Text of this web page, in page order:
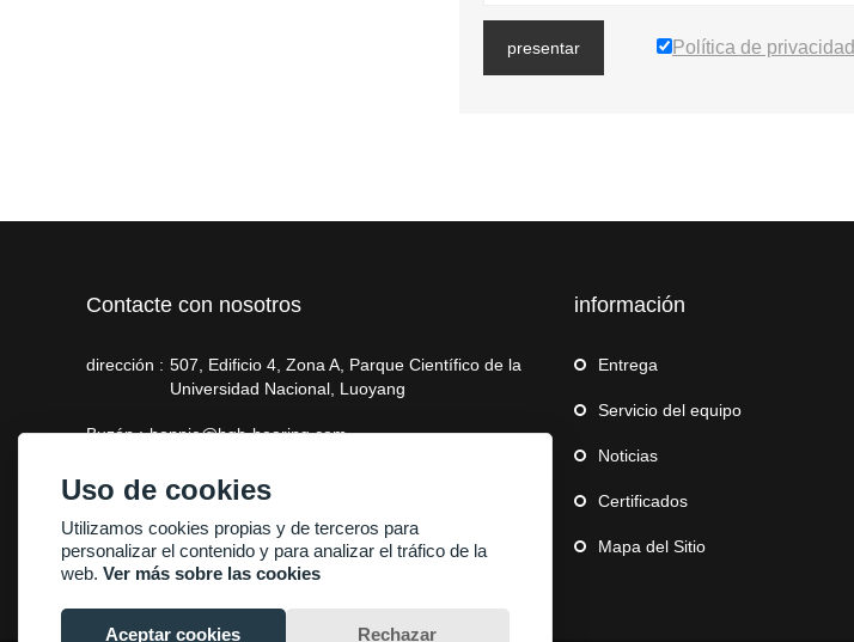
presentar Política de privacidad
Contacte con nosotros
dirección : 507, Edificio 4, Zona A, Parque Científico de la
Universidad Nacional, Luoyang
Buzón : bonnie@hgb-bearing.com
Teléfono : +86-13938815302
información
Entrega
Servicio del equipo
Noticias
Certificados
Mapa del Sitio
Uso de cookies
Utilizamos cookies propias y de terceros para
personalizar el contenido y para analizar el tráfico de la
web. Ver más sobre las cookies
Aceptar cookies Rechazar